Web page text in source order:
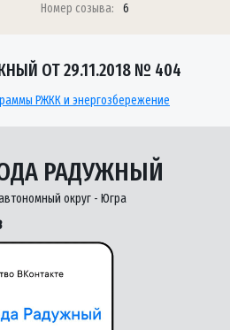
Номер созыва:
6
ОТ 29.11.2018 № 404
РЖКК и энергозбережение
РАДУЖНЫЙ
округ - Югра